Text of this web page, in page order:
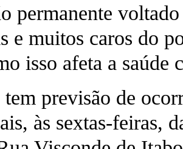
permanente
e muitos caros do
isso afeta a saúde
previsão de
às sextas-feiras,